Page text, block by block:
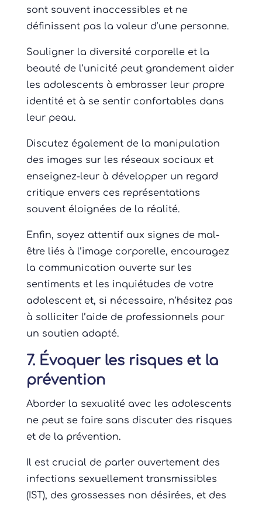
sont souvent inaccessibles et ne
définissent pas la valeur d’une personne.
Souligner la diversité corporelle et la
beauté de l’unicité peut grandement aider
les adolescents à embrasser leur propre
identité et à se sentir confortables dans
leur peau.
Discutez également de la manipulation
des images sur les réseaux sociaux et
enseignez-leur à développer un regard
critique envers ces représentations
souvent éloignées de la réalité.
Enfin, soyez attentif aux signes de mal-
être liés à l’image corporelle, encouragez
la communication ouverte sur les
sentiments et les inquiétudes de votre
adolescent et, si nécessaire, n’hésitez pas
à solliciter l’aide de professionnels pour
un soutien adapté.
7. Évoquer les risques et la
prévention
Aborder la sexualité avec les adolescents
ne peut se faire sans discuter des risques
et de la prévention.
Il est crucial de parler ouvertement des
infections sexuellement transmissibles
(IST), des grossesses non désirées, et des